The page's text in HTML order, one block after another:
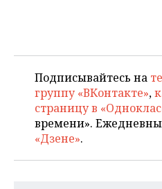
Подписывайтесь на
группу «ВКонтакте»,
страницу в
времени».
«Дзене».